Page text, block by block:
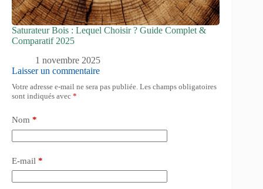
Saturateur Bois : Lequel Choisir ? Guide Complet &
Comparatif 2025
1 novembre 2025
Laisser un commentaire
Votre adresse e-mail ne sera pas publiée. Les champs obligatoires
sont indiqués avec *
Nom *
E-mail *